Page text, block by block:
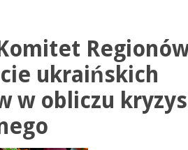
ukraińskich
w obliczu